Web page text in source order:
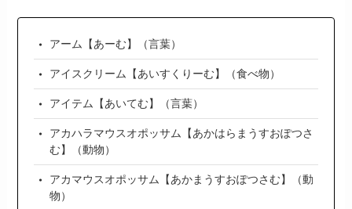
アーム【あーむ】（言葉）
アイスクリーム【あいすくりーむ】（食べ物）
アイテム【あいてむ】（言葉）
アカハラマウスオポッサム【あかはらまうすおぽつさ
む】（動物）
アカマウスオポッサム【あかまうすおぽつさむ】（動
物）